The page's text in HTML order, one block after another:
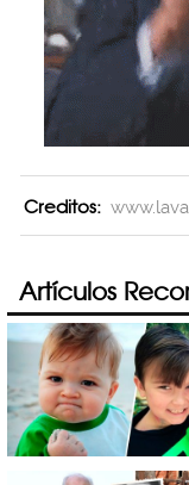
Creditos:
Artículos